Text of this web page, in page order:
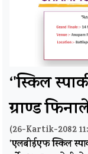
‘'स्किल
ग्राण्ड
(26-Kartik-2082
'एलबीईएफ स्किल